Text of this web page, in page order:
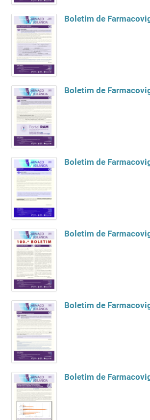
Boletim de
Boletim de
Boletim de
Boletim de
Boletim de
Boletim de